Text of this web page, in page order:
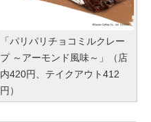
「パリパリチョコミルクレー
プ ～アーモンド風味～」（店
内420円、テイクアウト412
円）